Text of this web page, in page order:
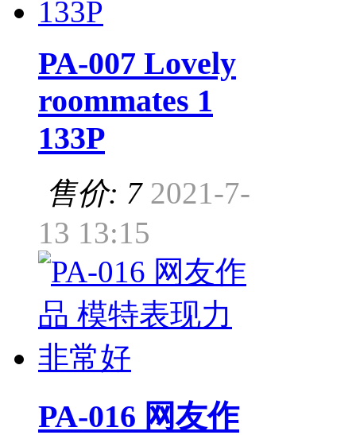
PA-007 Lovely
roommates 1
133P
售价: 7 2021-7-
13 13:15
PA-016 网友作